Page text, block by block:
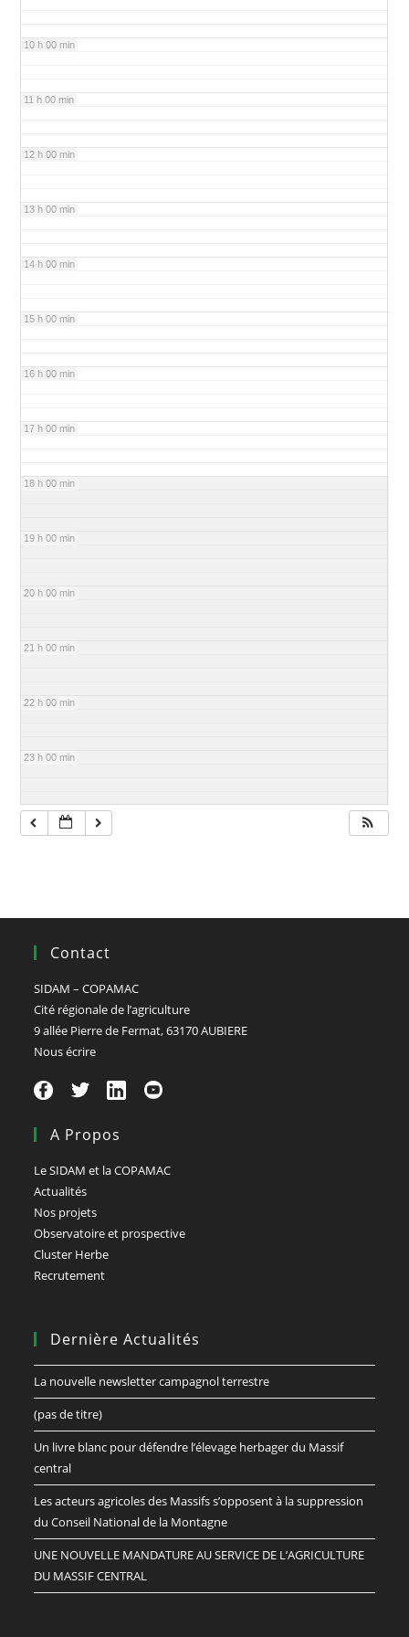
10 h 00 min
11 h 00 min
12 h 00 min
13 h 00 min
14 h 00 min
15 h 00 min
16 h 00 min
17 h 00 min
18 h 00 min
19 h 00 min
20 h 00 min
21 h 00 min
22 h 00 min
23 h 00 min
Contact
SIDAM – COPAMAC
Cité régionale de l’agriculture
9 allée Pierre de Fermat, 63170 AUBIERE
Nous écrire
A Propos
Le SIDAM et la COPAMAC
Actualités
Nos projets
Observatoire et prospective
Cluster Herbe
Recrutement
Dernière Actualités
La nouvelle newsletter campagnol terrestre
(pas de titre)
Un livre blanc pour défendre l’élevage herbager du Massif
central
Les acteurs agricoles des Massifs s’opposent à la suppression
du Conseil National de la Montagne
UNE NOUVELLE MANDATURE AU SERVICE DE L’AGRICULTURE
DU MASSIF CENTRAL